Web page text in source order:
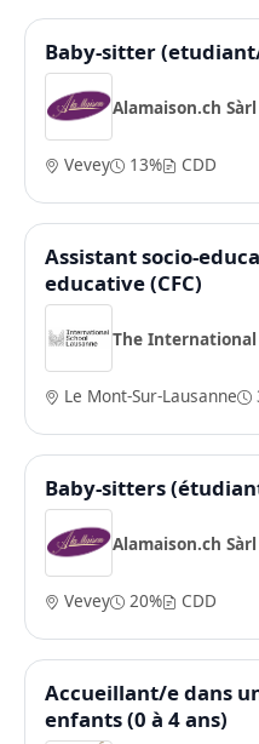
Baby-sitter
Alamaison.ch Sàrl
Vevey 13% CDD
Assistant socio-
educative (CFC)
The International
Le Mont-Sur-Lausanne
Baby-sitters
Alamaison.ch Sàrl
Vevey 20% CDD
Accueillant/e dans
enfants (0 à 4 ans)